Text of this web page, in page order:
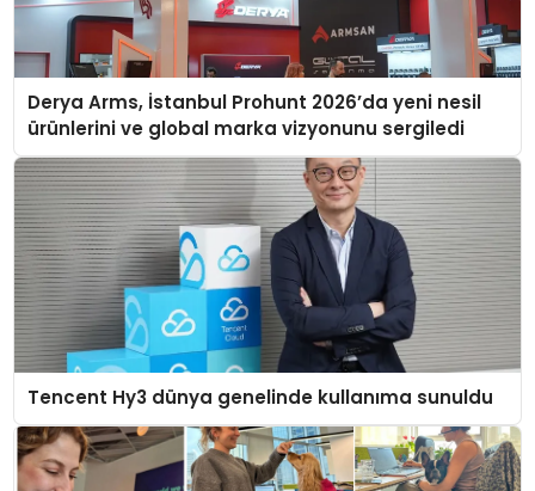
Derya Arms, İstanbul Prohunt 2026’da yeni nesil
ürünlerini ve global marka vizyonunu sergiledi
Tencent Hy3 dünya genelinde kullanıma sunuldu